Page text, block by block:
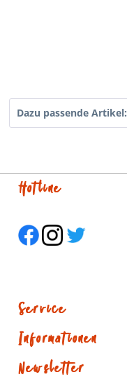
Dazu passende Artikel:
Hotline
Service
Informationen
Newsletter